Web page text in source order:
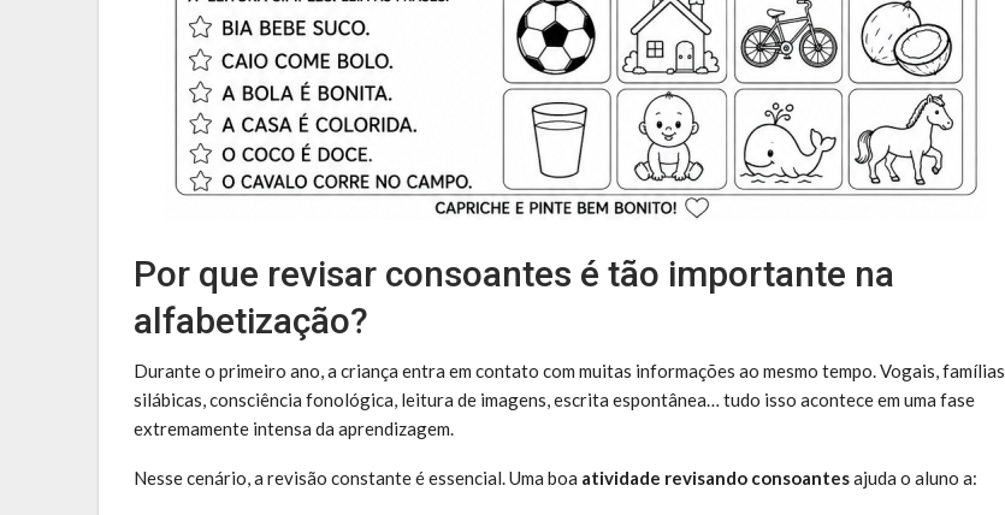
Por que revisar consoantes é tão importante na
alfabetização?
Durante o primeiro ano, a criança entra em contato com muitas informações ao mesmo tempo. Vogais, famílias
silábicas, consciência fonológica, leitura de imagens, escrita espontânea… tudo isso acontece em uma fase
extremamente intensa da aprendizagem.
Nesse cenário, a revisão constante é essencial. Uma boa atividade revisando consoantesajuda o aluno a: